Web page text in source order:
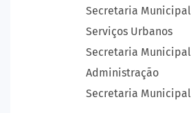
Secretaria
Serviços Urbanos
Secretaria
Administração
Secretaria